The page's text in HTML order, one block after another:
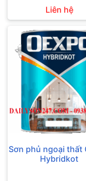
Liên hệ
Sơn phủ ngoại thất
Hybridkot